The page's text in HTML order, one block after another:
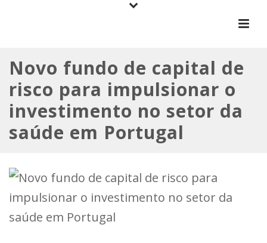
Novo fundo de capital de
risco para impulsionar o
investimento no setor da
saúde em Portugal